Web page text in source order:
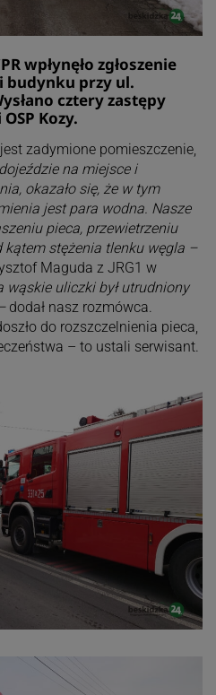
wpłynęło zgłoszenie
budynku przy ul.
cztery zastępy
Kozy.
zadymione pomieszczenie,
na miejsce i
okazało się, że w tym
jest para wodna. Nasze
pieca, przewietrzeniu
stężenia tlenku węgla –
Maguda z JRG1 w
wąskie uliczki był utrudniony
dodał nasz rozmówca.
do rozszczelnienia pieca,
– to ustali serwisant.